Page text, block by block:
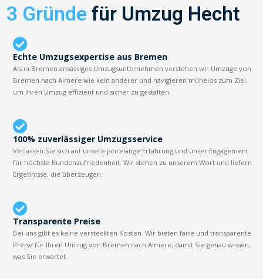
3 Gründe für Umzug Hecht
Echte Umzugsexpertise aus Bremen
Als in Bremen ansässiges Umzugsunternehmen verstehen wir Umzüge von
Bremen nach Almere wie kein anderer und navigieren mühelos zum Ziel,
um Ihren Umzug effizient und sicher zu gestalten.
100% zuverlässiger Umzugsservice
Verlassen Sie sich auf unsere jahrelange Erfahrung und unser Engagement
für höchste Kundenzufriedenheit. Wir stehen zu unserem Wort und liefern
Ergebnisse, die überzeugen.
Transparente Preise
Bei uns gibt es keine versteckten Kosten. Wir bieten faire und transparente
Preise für Ihren Umzug von Bremen nach Almere, damit Sie genau wissen,
was Sie erwartet.